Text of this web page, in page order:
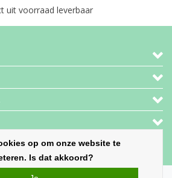
uit voorraad leverbaar
op om onze website te
Is dat akkoord?